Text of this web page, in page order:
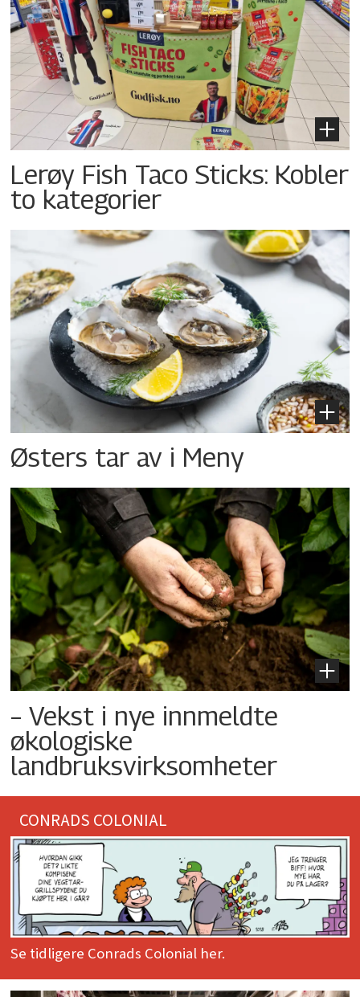
Lerøy Fish Taco Sticks: Kobler
to kategorier
Østers tar av i Meny
– Vekst i nye innmeldte
økologiske
landbruksvirksomheter
CONRADS COLONIAL
Se tidligere Conrads Colonial her.